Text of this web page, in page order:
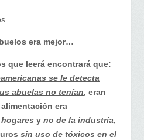
en
salud
de
nuestros
abuelos
era
mejor…
era mejor…
que leerá encontrará que:
se le detecta
abuelas no tenían, eran
era
y no de la industria,
sin uso de tóxicos en el